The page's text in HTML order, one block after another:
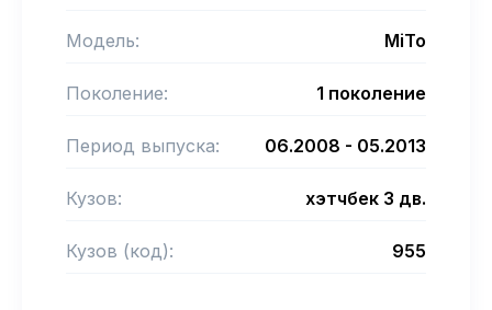
Модель: MiTo
Поколение: 1 поколение
Период выпуска: 06.2008 - 05.2013
Кузов: хэтчбек 3 дв.
Кузов (код): 955